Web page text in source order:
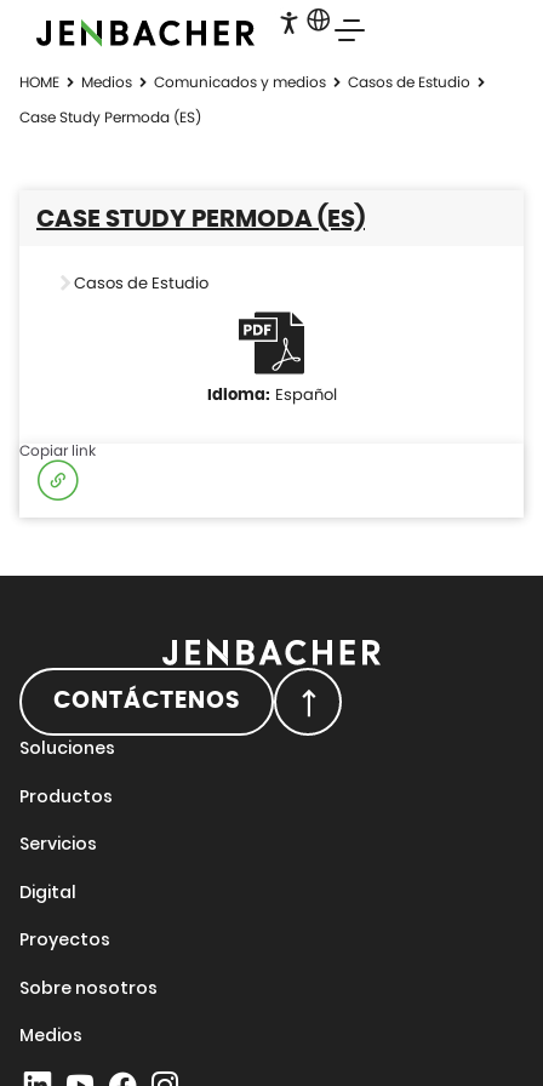
HOME Medios Comunicados y medios
Casos de Estudio
Case Study Permoda (ES)
CASE STUDY PERMODA (ES)
Casos de Estudio
Español
Copiar link
CONTÁCTENOS
Soluciones
Productos
Servicios
Digital
Proyectos
Sobre nosotros
Medios